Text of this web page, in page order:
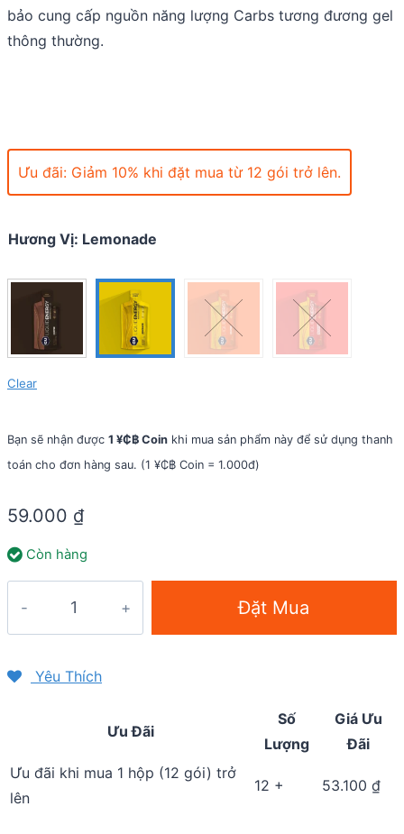
bảo cung cấp nguồn năng lượng Carbs tương đương gel
thông thường.
Ưu đãi: Giảm 10% khi đặt mua từ 12 gói trở lên.
Hương Vị: Lemonade
Clear
Bạn sẽ nhận được 1 ¥₵฿ Coin khi mua sản phẩm này để sử dụng thanh
toán cho đơn hàng sau. (1 ¥₵฿ Coin = 1.000đ)
59.000 ₫
Còn hàng
năng
GU
Liquid
Đặt Mua
Yêu Thích
Ưu Đãi
Số
Lượng
Giá Ưu
Đãi
Ưu đãi khi mua 1 hộp (12 gói) trở
lên
12 + 53.100 ₫